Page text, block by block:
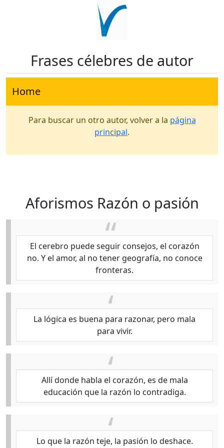
Frases célebres de autor
Home
Para buscar un otro autor, volver a la página
principal.
Aforismos Razón o pasión
El cerebro puede seguir consejos, el corazón
no. Y el amor, al no tener geografía, no conoce
fronteras.
La lógica es buena para razonar, pero mala
para vivir.
Allí donde habla el corazón, es de mala
educación que la razón lo contradiga.
Lo que la razón teje, la pasión lo deshace.